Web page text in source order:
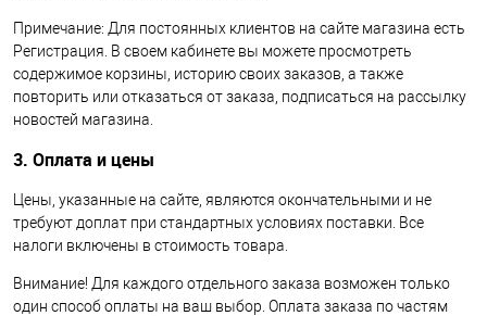
Примечание: Для постоянных клиентов на сайте магазина есть
Регистрация. В своем кабинете вы можете просмотреть
содержимое корзины, историю своих заказов, а также
повторить или отказаться от заказа, подписаться на рассылку
новостей магазина.
3. Оплата и цены
Цены, указанные на сайте, являются окончательными и не
требуют доплат при стандартных условиях поставки. Все
налоги включены в стоимость товара.
Внимание! Для каждого отдельного заказа возможен только
один способ оплаты на ваш выбор. Оплата заказа по частям